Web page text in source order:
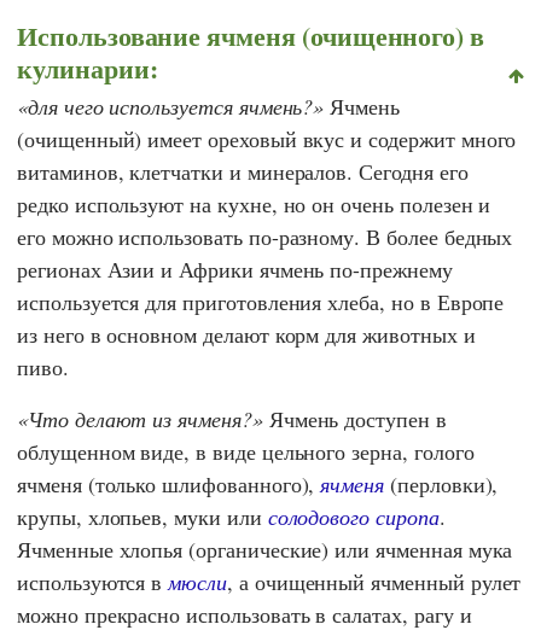
Использование ячменя (очищенного) в
кулинарии:
для чего используется ячмень? Ячмень
(очищенный) имеет ореховый вкус и содержит много
витаминов, клетчатки и минералов. Сегодня его
редко используют на кухне, но он очень полезен и
его можно использовать по-разному. В более бедных
регионах Азии и Африки ячмень по-прежнему
используется для приготовления хлеба, но в Европе
из него в основном делают корм для животных и
пиво.
Что делают из ячменя? Ячмень доступен в
облущенном виде, в виде цельного зерна, голого
ячменя (только шлифованного),ячменя (перловки),
крупы, хлопьев, муки или солодового сиропа.
Ячменные хлопья (органические) или ячменная мука
используются вмюсли, а очищенный ячменный рулет
можно прекрасно использовать в салатах, рагу и